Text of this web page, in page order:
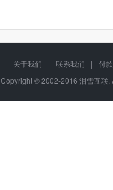
关于我们 | 联系我们 |
付
Copyright © 2002-2016 泪雪互